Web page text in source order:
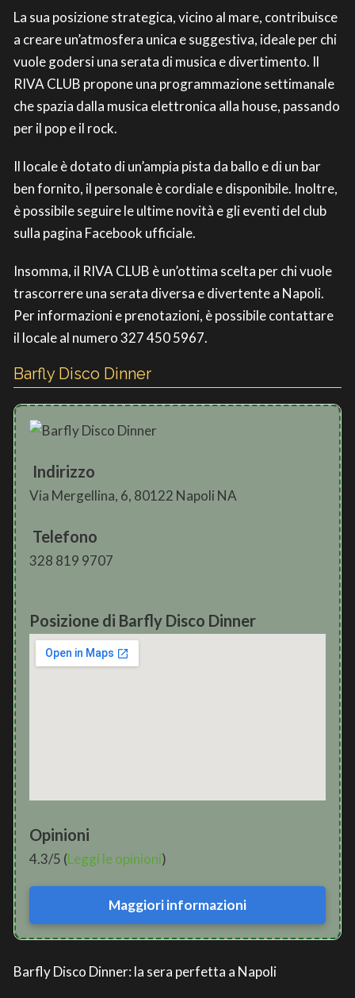
La sua posizione strategica, vicino al mare, contribuisce
a creare un’atmosfera unica e suggestiva, ideale per chi
vuole godersi una serata di musica e divertimento. Il
RIVA CLUB propone una programmazione settimanale
che spazia dalla musica elettronica alla house, passando
per il pop e il rock.
Il locale è dotato di un’ampia pista da ballo e di un bar
ben fornito, il personale è cordiale e disponibile. Inoltre,
è possibile seguire le ultime novità e gli eventi del club
sulla pagina Facebook ufficiale.
Insomma, il RIVA CLUB è un’ottima scelta per chi vuole
trascorrere una serata diversa e divertente a Napoli.
Per informazioni e prenotazioni, è possibile contattare
il locale al numero 327 450 5967.
Barfly Disco Dinner
Indirizzo
Via Mergellina, 6, 80122 Napoli NA
Telefono
328 819 9707
Posizione di Barfly Disco Dinner
Opinioni
4.3/5 (Leggi le opinioni)
Maggiori informazioni
Barfly Disco Dinner: la sera perfetta a Napoli